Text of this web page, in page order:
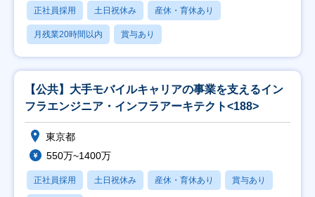
正社員採用 土日祝休み 産休・育休あり
月残業20時間以内 賞与あり
【公共】大手モバイルキャリアの事業を支えるイン
フラエンジニア・インフラアーキテクト<188>
東京都
550万~1400万
正社員採用 土日祝休み 産休・育休あり 賞与あり